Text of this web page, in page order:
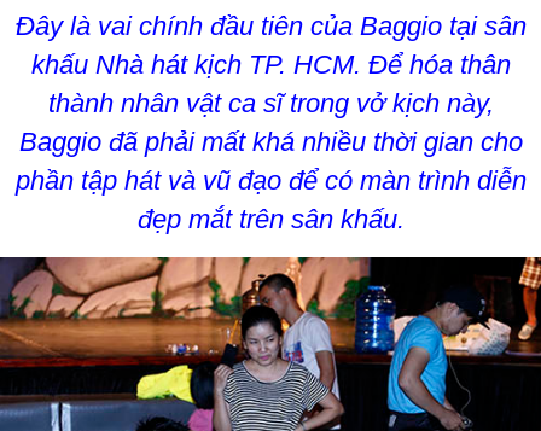
Đây là vai chính đầu tiên của Baggio tại sân
khấu Nhà hát kịch TP. HCM. Để hóa thân
thành nhân vật ca sĩ trong vở kịch này,
Baggio đã phải mất khá nhiều thời gian cho
phần tập hát và vũ đạo để có màn trình diễn
đẹp mắt trên sân khấu.